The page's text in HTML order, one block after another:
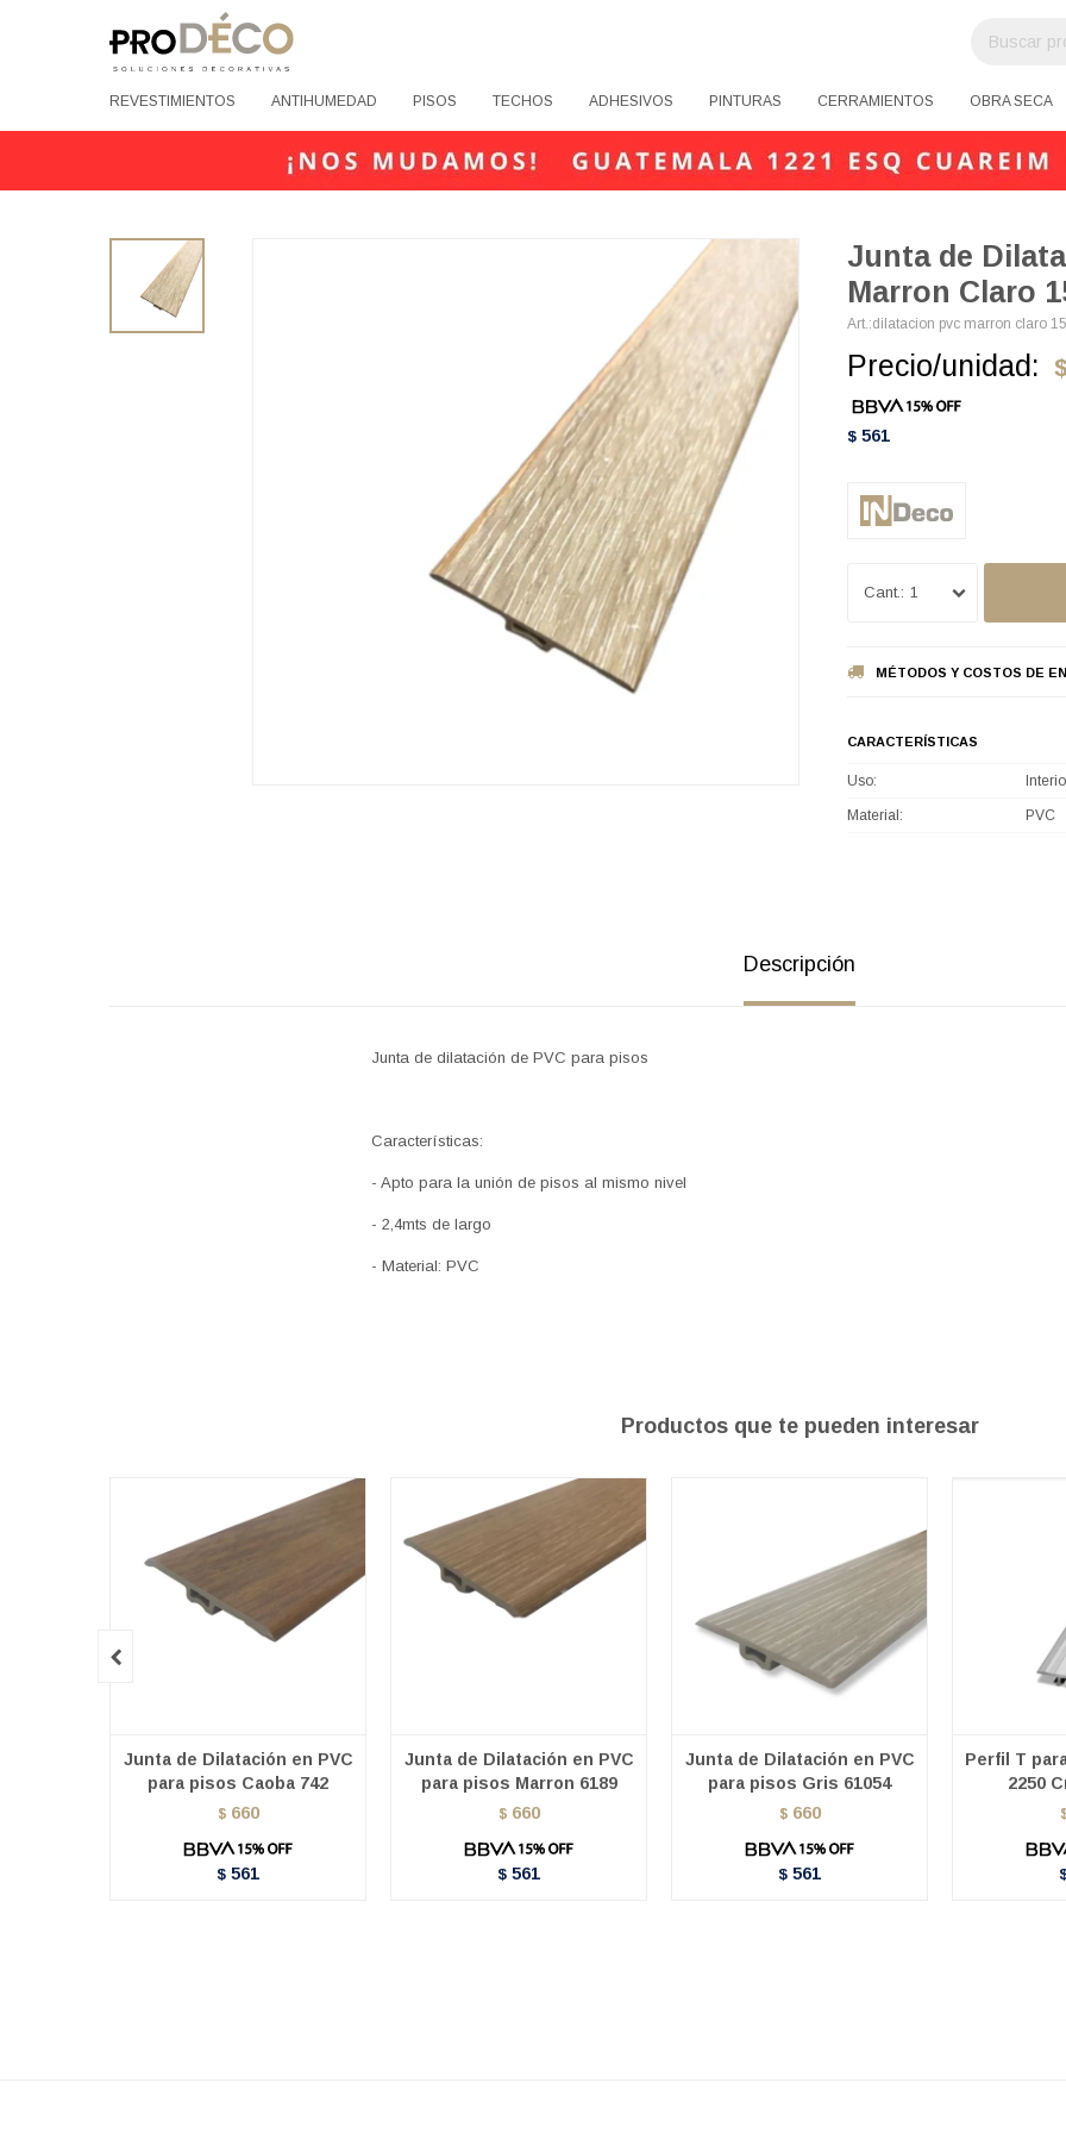
REVESTIMIENTOS ANTIHUMEDAD PISOS TECHOS ADHESIVOS PINTURAS CERRAMIENTOS OBRA SECA
Junta de
Marron Claro
dilatacion pvc marron claro
Precio/unidad: $
$ 561
1
MÉTODOS Y COSTOS DE
CARACTERÍSTICAS
Uso
Material PVC
Descripción
Junta de dilatación de PVC para pisos
Características:
- Apto para la unión de pisos al mismo nivel
- 2,4mts de largo
- Material: PVC
Productos que te pueden interesar
Junta de Dilatación en PVC
para pisos Caoba 742
$ 660
$ 561
Junta de Dilatación en PVC
para pisos Marron 6189
$ 660
$ 561
Junta de Dilatación en PVC
para pisos Gris 61054
$ 660
$ 561
Perfil T
2250
